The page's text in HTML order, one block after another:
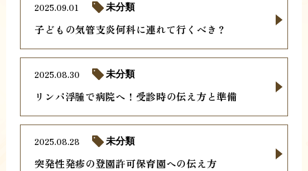
子どもの気管支炎何科に連れて行くべき？
2025.09.01 未分類
リンパ浮腫で病院へ！受診時の伝え方と準備
2025.08.30 未分類
突発性発疹の登園許可保育園への伝え方
2025.08.28 未分類